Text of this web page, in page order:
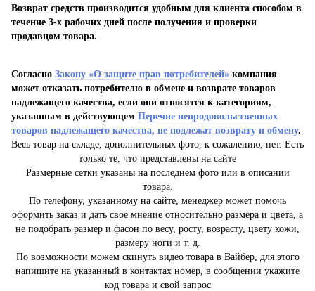
Возврат средств производится удобным для клиента способом в
течение 3-х рабочих дней после получения и проверки
продавцом товара.
Согласно Закону «О защите прав потребителей» компания
может отказать потребителю в обмене и возврате товаров
надлежащего качества, если они относятся к категориям,
указанным в действующем Перечне непродовольственных
товаров надлежащего качества, не подлежат возврату и обмену.
Весь товар на складе, дополнительных фото, к сожалению, нет. Есть
только те, что представлены на сайте
Размерные сетки указаны на последнем фото или в описании
товара.
По телефону, указанному на сайте, менеджер может помочь
оформить заказ и дать свое мнение относительно размера и цвета, а
не подобрать размер и фасон по весу, росту, возрасту, цвету кожи,
размеру ноги и т. д.
По возможности можем скинуть видео товара в Вайбер, для этого
напишите на указанный в контактах номер, в сообщении укажите
код товара и свой запрос